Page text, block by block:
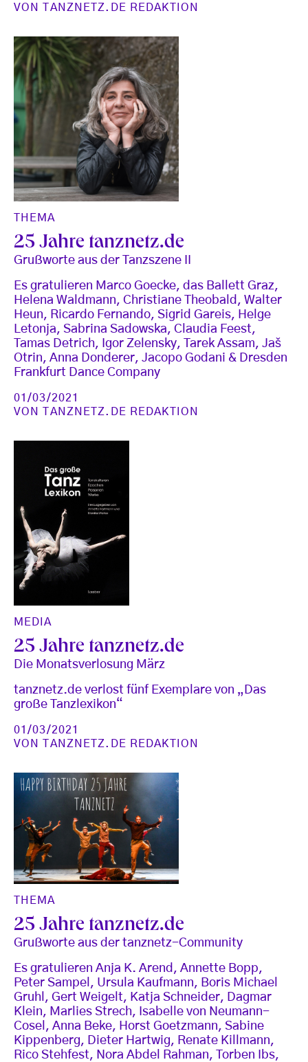
VON
TANZNETZ.DE REDAKTION
THEMA
25 Jahre tanznetz.de
Grußworte aus der Tanzszene II
Es gratulieren Marco Goecke, das Ballett Graz,
Helena Waldmann, Christiane Theobald, Walter
Heun, Ricardo Fernando, Sigrid Gareis, Helge
Letonja, Sabrina Sadowska, Claudia Feest,
Tamas Detrich, Igor Zelensky, Tarek Assam, Jaš
Otrin, Anna Donderer, Jacopo Godani & Dresden
Frankfurt Dance Company
01/03/2021
VON
TANZNETZ.DE REDAKTION
MEDIA
25 Jahre tanznetz.de
Die Monatsverlosung März
tanznetz.de verlost fünf Exemplare von „Das
große Tanzlexikon“
01/03/2021
VON
TANZNETZ.DE REDAKTION
THEMA
25 Jahre tanznetz.de
Grußworte aus der tanznetz-Community
Es gratulieren Anja K. Arend, Annette Bopp,
Peter Sampel, Ursula Kaufmann, Boris Michael
Gruhl, Gert Weigelt, Katja Schneider, Dagmar
Klein, Marlies Strech, Isabelle von Neumann-
Cosel, Anna Beke, Horst Goetzmann, Sabine
Kippenberg, Dieter Hartwig, Renate Killmann,
Rico Stehfest, Nora Abdel Rahman, Torben Ibs,